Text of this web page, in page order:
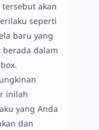
tersebut akan
seperti
baru yang
berada dalam
inilah
yang Anda
dan